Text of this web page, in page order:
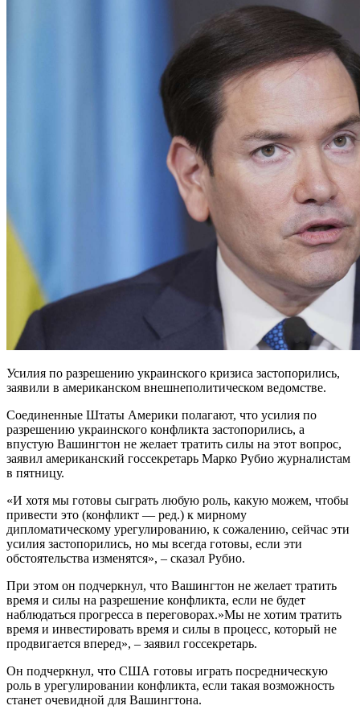
Усилия по разрешению украинского кризиса застопорились,
заявили в американском внешнеполитическом ведомстве.
Соединенные Штаты Америки полагают, что усилия по
разрешению украинского конфликта застопорились, а
впустую Вашингтон не желает тратить силы на этот вопрос,
заявил американский госсекретарь Марко Рубио журналистам
в пятницу.
«И хотя мы готовы сыграть любую роль, какую можем, чтобы
привести это (конфликт — ред.) к мирному
дипломатическому урегулированию, к сожалению, сейчас эти
усилия застопорились, но мы всегда готовы, если эти
обстоятельства изменятся», – сказал Рубио.
При этом он подчеркнул, что Вашингтон не желает тратить
время и силы на разрешение конфликта, если не будет
наблюдаться прогресса в переговорах.»Мы не хотим тратить
время и инвестировать время и силы в процесс, который не
продвигается вперед», – заявил госсекретарь.
Он подчеркнул, что США готовы играть посредническую
роль в урегулировании конфликта, если такая возможность
станет очевидной для Вашингтона.